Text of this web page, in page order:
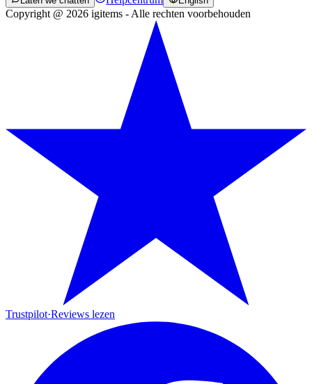
Copyright @ 2026 igitems - Alle rechten voorbehouden
Trustpilot·Reviews lezen